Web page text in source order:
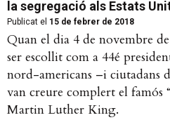
la segregació als Estats
Publicat el 15 de febrer de 2018
Quan el dia 4 de novembre
ser escollit com a 44é
nord-americans –i ciutadans
van creure complert el famós
Martin Luther King.